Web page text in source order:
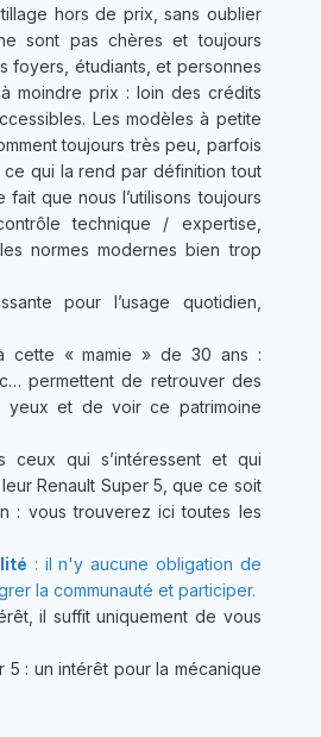
hors de prix, sans oublier
sont pas chères et toujours
foyers, étudiants, et personnes
moindre prix : loin des crédits
Les modèles à petite
toujours très peu, parfois
qui la rend par définition tout
que nous l’utilisons toujours
technique / expertise,
normes modernes bien trop
pour l’usage quotidien,
cette « mamie » de 30 ans :
permettent de retrouver des
yeux et de voir ce patrimoine
ceux qui s’intéressent et qui
Renault Super 5, que ce soit
: vous trouverez ici toutes les
: il n'y aucune obligation de
la communauté et participer.
il suffit uniquement de vous
: un intérêt pour la mécanique